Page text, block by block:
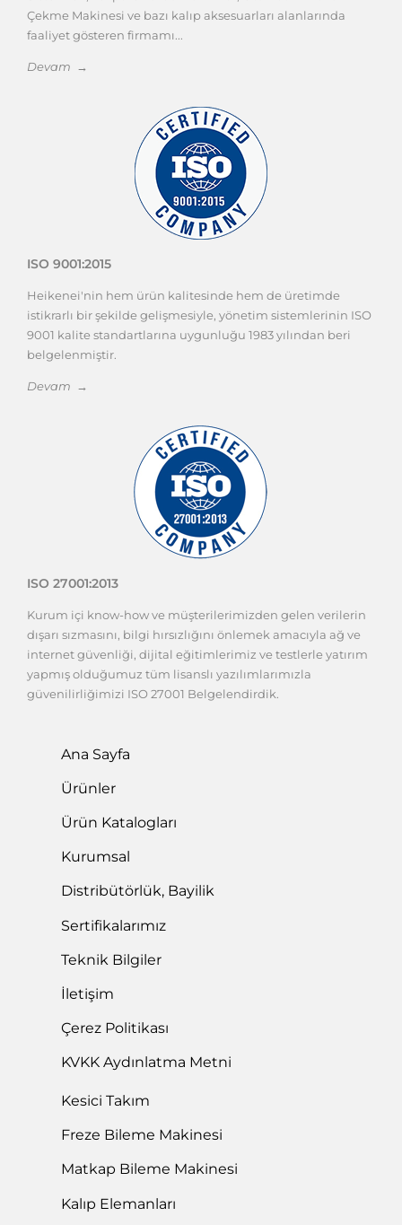
Çekme Makinesi ve bazı kalıp aksesuarları alanlarında
faaliyet gösteren firmamı...
Devam →
ISO 9001:2015
Heikenei'nin hem ürün kalitesinde hem de üretimde
istikrarlı bir şekilde gelişmesiyle, yönetim sistemlerinin ISO
9001 kalite standartlarına uygunluğu 1983 yılından beri
belgelenmiştir.
Devam →
ISO 27001:2013
Kurum içi know-how ve müşterilerimizden gelen verilerin
dışarı sızmasını, bilgi hırsızlığını önlemek amacıyla ağ ve
internet güvenliği, dijital eğitimlerimiz ve testlerle yatırım
yapmış olduğumuz tüm lisanslı yazılımlarımızla
güvenilirliğimizi ISO 27001 Belgelendirdik.
Ana Sayfa
Ürünler
Ürün Katalogları
Kurumsal
Distribütörlük, Bayilik
Sertifikalarımız
Teknik Bilgiler
İletişim
Çerez Politikası
KVKK Aydınlatma Metni
Kesici Takım
Freze Bileme Makinesi
Matkap Bileme Makinesi
Kalıp Elemanları